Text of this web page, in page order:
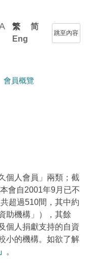
繁
简
Eng
跳至內容
會員概覽
個人會員」兩類；截
會自2001年9月已不
超過510間，其中約
助機構」），其餘
個人捐獻支持的自資
小的機構。如欲了解
。